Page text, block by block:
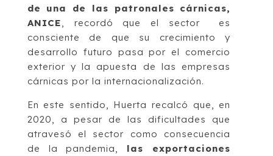
de una de las patronales cárnicas,
ANICE , recordó que el sector es
consciente de que su crecimiento y
desarrollo futuro pasa por el comercio
exterior y la apuesta de las empresas
cárnicas por la internacionalización.
En este sentido, Huerta recalcó que, en
2020, a pesar de las dificultades que
atravesó el sector como consecuencia
de la pandemia, las exportaciones